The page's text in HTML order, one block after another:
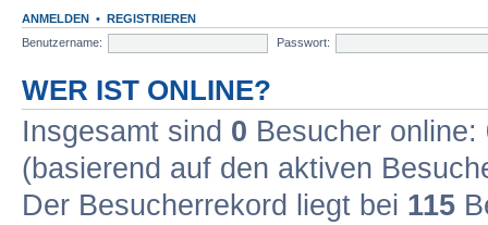
ANMELDEN • REGISTRIEREN
Benutzername:
Passwort:
WER IST ONLINE?
Insgesamt sind 0 Besucher
(basierend auf den aktiven
Der Besucherrekord liegt bei 115